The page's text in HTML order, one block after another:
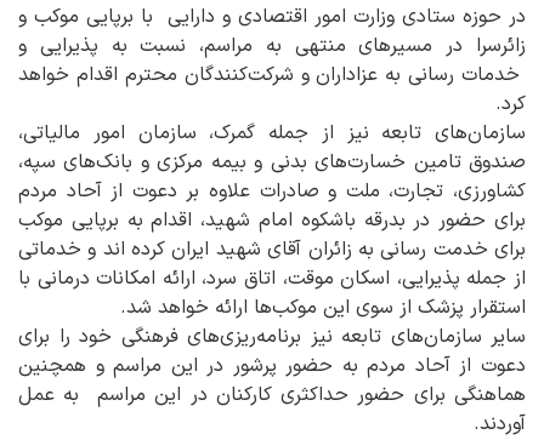
در حوزه ستادی وزارت امور اقتصادی و دارایی با برپایی موکب و
زائرسرا در مسیرهای منتهی به مراسم، نسبت به پذیرایی و
خدمات رسانی به عزاداران و شرکت‌کنندگان محترم اقدام خواهد
کرد.
سازمان‌های تابعه نیز از جمله گمرک، سازمان امور مالیاتی،
صندوق تامین خسارت‌های بدنی و بیمه مرکزی و بانک‌های سپه،
کشاورزی، تجارت، ملت و صادرات علاوه بر دعوت از آحاد مردم
برای حضور در بدرقه باشکوه امام شهید، اقدام به برپایی موکب
برای خدمت رسانی به زائران آقای شهید ایران کرده‌ اند و خدماتی
از جمله پذیرایی، اسکان موقت، اتاق سرد، ارائه امکانات درمانی با
استقرار پزشک از سوی این موکب‌ها ارائه خواهد شد.
سایر سازمان‌های تابعه نیز برنامه‌ریزی‌های فرهنگی خود را برای
دعوت از آحاد مردم به حضور پرشور در این مراسم و همچنین
هماهنگی برای حضور حداکثری کارکنان در این مراسم به عمل
آوردند.